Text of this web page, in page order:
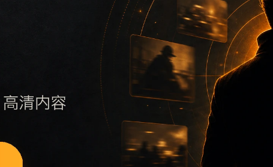
、同类推荐和上下文说明放在同一层级，减少用户来回搜索
免只堆关键词而没有可读信息。第15篇内容用于补齐栏目深
点主关键词、栏目词和文章标题，让搜索引擎能够从标题、正
继续执行远程图片本地化、坏图默认图兜底、标题去重和
访问场景、相关问题或专题入口，降低站群页面之间的重复
控制在三次以内。正文维护时可按用户搜索路径补充三类信